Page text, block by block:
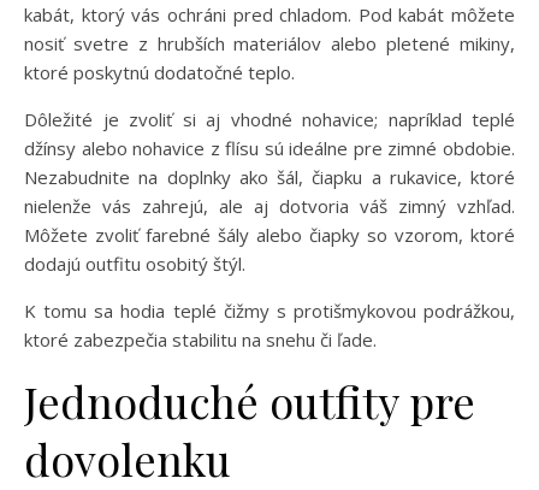
kabát, ktorý vás ochráni pred chladom. Pod kabát môžete
nosiť svetre z hrubších materiálov alebo pletené mikiny,
ktoré poskytnú dodatočné teplo.
Dôležité je zvoliť si aj vhodné nohavice; napríklad teplé
džínsy alebo nohavice z flísu sú ideálne pre zimné obdobie.
Nezabudnite na doplnky ako šál, čiapku a rukavice, ktoré
nielenže vás zahrejú, ale aj dotvoria váš zimný vzhľad.
Môžete zvoliť farebné šály alebo čiapky so vzorom, ktoré
dodajú outfitu osobitý štýl.
K tomu sa hodia teplé čižmy s protišmykovou podrážkou,
ktoré zabezpečia stabilitu na snehu či ľade.
Jednoduché outfity pre
dovolenku